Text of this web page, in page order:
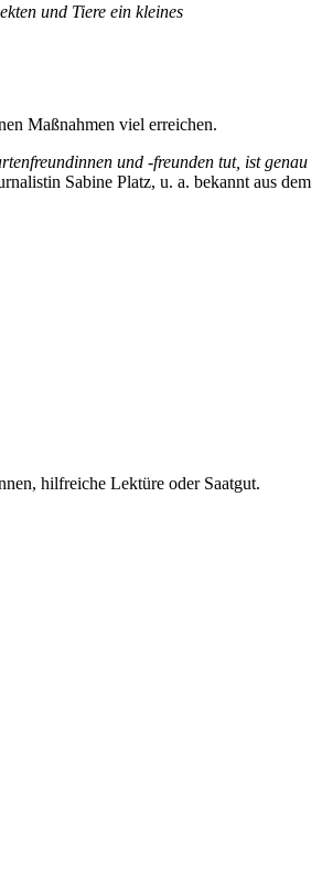
und Tiere ein kleines
Maßnahmen viel erreichen.
und -freunden tut, ist genau
Sabine Platz, u. a. bekannt aus dem
hilfreiche Lektüre oder Saatgut.